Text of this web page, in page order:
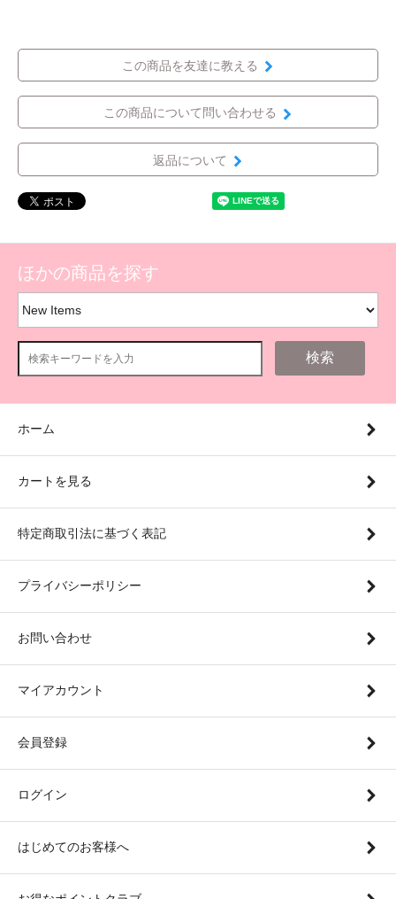
この商品を友達に教える
この商品について問い合わせる
返品について
ほかの商品を探す
検索
ホーム
カートを見る
特定商取引法に基づく表記
プライバシーポリシー
お問い合わせ
マイアカウント
会員登録
ログイン
はじめてのお客様へ